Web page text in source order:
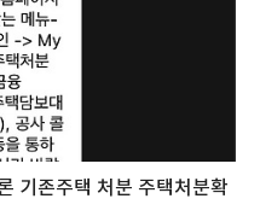
기존주택 처분 주택처분확